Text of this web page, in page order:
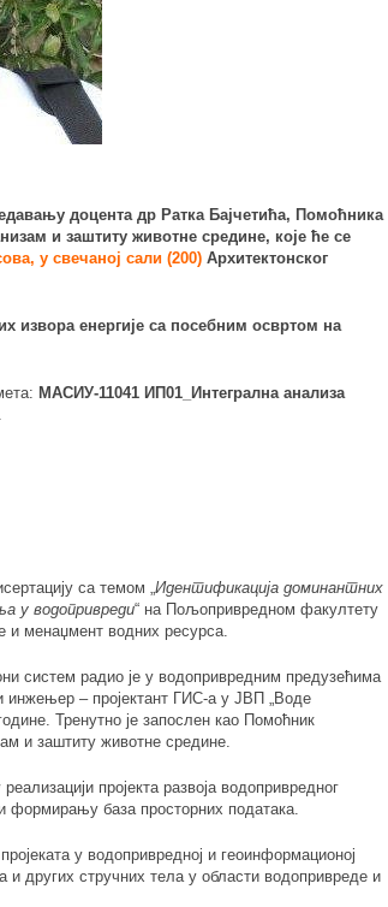
доцента др Ратка Бајчетића, Помоћника
и заштиту животне средине, које ће се
у свечаној сали (200) Архитектонског
извора енергије са посебним освртом на
МАСИУ-11041 ИП01_Интегрална анализа
са темом „Идентификација доминантних
у водопривреди“ на Пољопривредном факултету
менаџмент водних ресурса.
систем радио је у водопривредним предузећима
инжењер – пројектант ГИС-а у ЈВП „Воде
Тренутно је запослен као Помоћник
и заштиту животне средине.
пројекта развоја водопривредног
формирању база просторних података.
у водопривредној и геоинформационој
других стручних тела у области водопривреде и